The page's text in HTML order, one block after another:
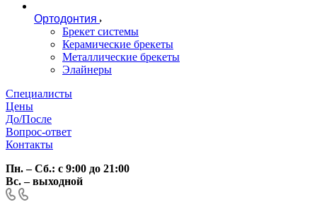
Ортодонтия
Брекет системы
Керамические брекеты
Металлические брекеты
Элайнеры
Специалисты
Цены
До/После
Вопрос-ответ
Контакты
Пн. – Сб.: с 9:00 до 21:00
Вс. – выходной